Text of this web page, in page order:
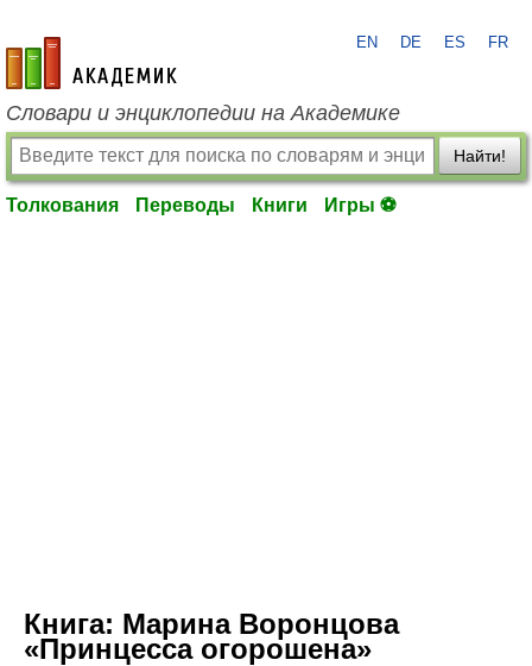
academic.ru
EN DE ES FR
Словари и энциклопедии на Академике
Найти!
Толкования Переводы Книги Игры ⚽
Книга: Марина Воронцова
«Принцесса огорошена»